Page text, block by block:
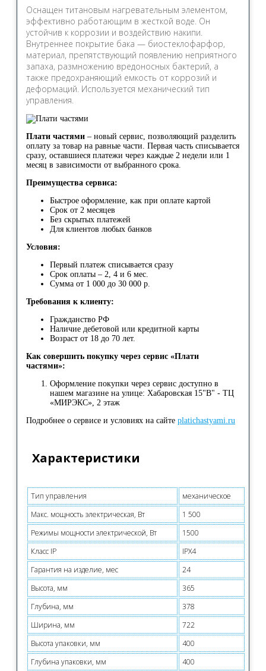
Оснащен титановым нагревательным элементом,
эффективно работающим в жесткой воде. Он
устойчив к коррозии и воздействию накипи.
Внутреннее покрытие бака — биостеклофарфор,
материал, препятствующий появлению неприятного
запаха, размножению вредоносных бактерий, а
также предохраняющий емкость от коррозий и
деформаций. Используется механический тип
управления.
Плати частями – новый сервис, позволяющий разделить
оплату за товар на равные части. Первая часть списывается
сразу, оставшиеся платежи через каждые 2 недели или 1
месяц в зависимости от выбранного срока.
Преимущества сервиса:
Быстрое оформление, как при оплате картой
Срок от 2 месяцев
Без скрытых платежей
Для клиентов любых банков
Условия:
Первый платеж списывается сразу
Срок оплаты – 2, 4 и 6 мес.
Сумма от 1 000 до 30 000 р.
Требования к клиенту:
Гражданство РФ
Наличие дебетовой или кредитной карты
Возраст от 18 до 70 лет.
Как совершить покупку через сервис «Плати
частями»:
Оформление покупки через сервис доступно в
нашем магазине на улице: Хабаровская 15"В" - ТЦ
«МИРЭКС», 2 этаж
Подробнее о сервисе и условиях на сайте platichastyami.ru
Характеристики
Тип управления
механическое
Макс. мощность электрическая, Вт
1 500
Режимы мощности электрической, Вт
1500
Класс IP
IPX4
Гарантия на изделие, мес
24
Высота, мм
365
Глубина, мм
378
Ширина, мм
722
Высота упаковки, мм
400
Глубина упаковки, мм
400